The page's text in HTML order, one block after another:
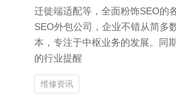
迁徙端适配等，全面粉饰SEO的
SEO外包公司，企业不错从简多
本，专注于中枢业务的发展。同
的行业提醒
维修资讯